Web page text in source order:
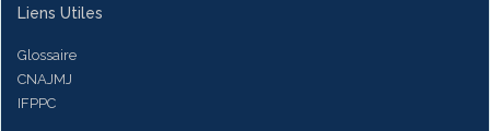
Liens Utiles
Glossaire
CNAJMJ
IFPPC